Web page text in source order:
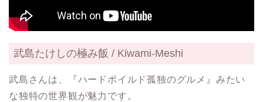
武島たけしの極み飯 / Kiwami-Meshi
武島さんは、『ハードボイルド孤独のグルメ』みたい
な独特の世界観が魅力です。